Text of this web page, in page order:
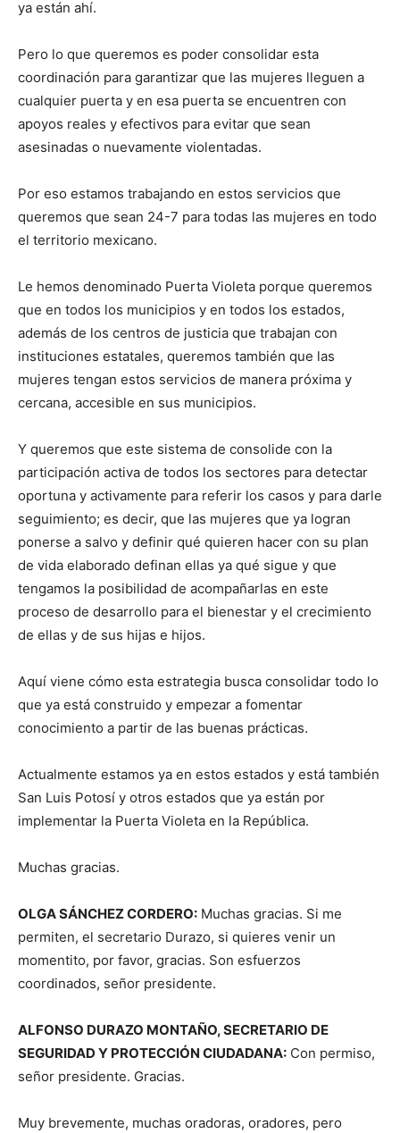
ya están ahí.
Pero lo que queremos es poder consolidar esta
coordinación para garantizar que las mujeres lleguen a
cualquier puerta y en esa puerta se encuentren con
apoyos reales y efectivos para evitar que sean
asesinadas o nuevamente violentadas.
Por eso estamos trabajando en estos servicios que
queremos que sean 24-7 para todas las mujeres en todo
el territorio mexicano.
Le hemos denominado Puerta Violeta porque queremos
que en todos los municipios y en todos los estados,
además de los centros de justicia que trabajan con
instituciones estatales, queremos también que las
mujeres tengan estos servicios de manera próxima y
cercana, accesible en sus municipios.
Y queremos que este sistema de consolide con la
participación activa de todos los sectores para detectar
oportuna y activamente para referir los casos y para darle
seguimiento; es decir, que las mujeres que ya logran
ponerse a salvo y definir qué quieren hacer con su plan
de vida elaborado definan ellas ya qué sigue y que
tengamos la posibilidad de acompañarlas en este
proceso de desarrollo para el bienestar y el crecimiento
de ellas y de sus hijas e hijos.
Aquí viene cómo esta estrategia busca consolidar todo lo
que ya está construido y empezar a fomentar
conocimiento a partir de las buenas prácticas.
Actualmente estamos ya en estos estados y está también
San Luis Potosí y otros estados que ya están por
implementar la Puerta Violeta en la República.
Muchas gracias.
OLGA SÁNCHEZ CORDERO: Muchas gracias. Si me
permiten, el secretario Durazo, si quieres venir un
momentito, por favor, gracias. Son esfuerzos
coordinados, señor presidente.
ALFONSO DURAZO MONTAÑO, SECRETARIO DE
SEGURIDAD Y PROTECCIÓN CIUDADANA: Con permiso,
señor presidente. Gracias.
Muy brevemente, muchas oradoras, oradores, pero